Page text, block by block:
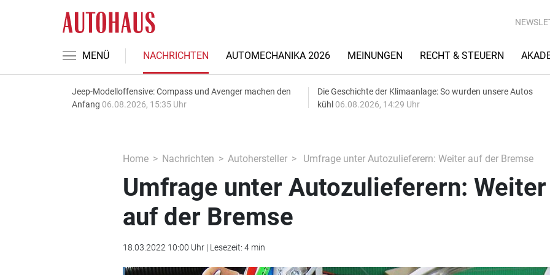
MENÜ NACHRICHTEN AUTOMECHANIKA 2026 MEINUNGEN RECHT & STEUERN
Jeep-Modelloffensive: Compass und Avenger machen den
Anfang 06.08.2026, 15:35 Uhr
Die Geschichte der Klimaanlage: So wurden unsere Autos
kühl 06.08.2026, 14:29 Uhr
Home Nachrichten Autohersteller Umfrage unter Autozulieferern: Weiter auf der Bremse
Umfrage unter Autozulieferern: Weiter
auf der Bremse
18.03.2022 10:00 Uhr | Lesezeit: 4 min